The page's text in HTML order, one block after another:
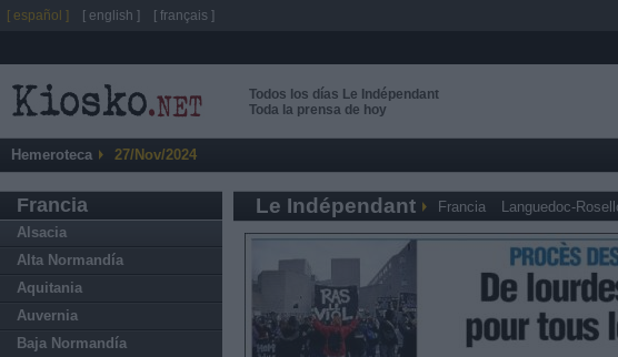
Todos los días Le Indépendant
Toda la prensa de hoy
Hemeroteca 27/Nov/2024
Francia
Alsacia
Alta Normandía
Aquitania
Auvernia
Baja Normandía
Le Indépendant Francia Languedoc-
[ español ] [ english ] [ français ]